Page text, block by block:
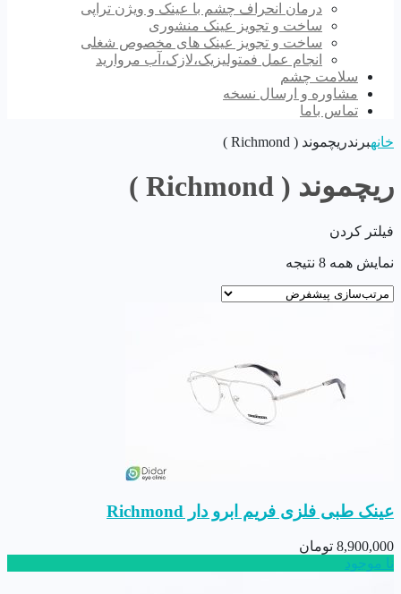
درمان انحراف چشم با عینک و ویژن تراپی
ساخت و تجویز عینک منشوری
ساخت و تجویز عینک های مخصوص شغلی
انجام عمل فمتولیزیک،لازک،آب مروارید
سلامت چشم
مشاوره و ارسال نسخه
تماس باما
خانهبرندریچموند ( Richmond )
ریچموند ( Richmond )
فیلتر کردن
نمایش همه 8 نتیجه
عینک طبی فلزی فریم ابرو دار Richmond
8,900,000 تومان
نا موجود